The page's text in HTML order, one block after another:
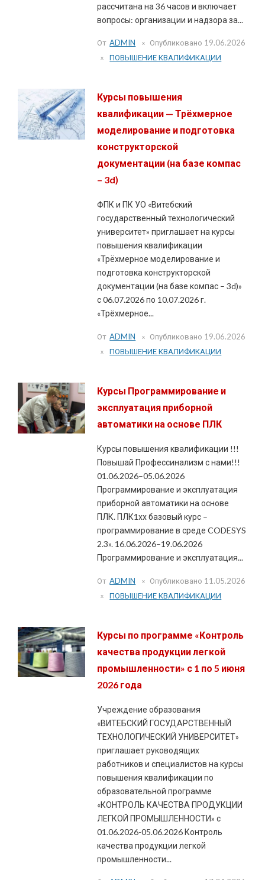
рассчитана на 36 часов и включает
вопросы: организации и надзора за...
От ADMIN Опубликовано 19.06.2026
ПОВЫШЕНИЕ КВАЛИФИКАЦИИ
Курсы повышения
квалификации — Трёхмерное
моделирование и подготовка
конструкторской
документации (на базе компас
– 3d)
ФПК и ПК УО «Витебский
государственный технологический
университет» приглашает на курсы
повышения квалификации
«Трёхмерное моделирование и
подготовка конструкторской
документации (на базе компас – 3d)»
с 06.07.2026 по 10.07.2026 г.
«Трёхмерное...
От ADMIN Опубликовано 19.06.2026
ПОВЫШЕНИЕ КВАЛИФИКАЦИИ
Курсы Программирование и
эксплуатация приборной
автоматики на основе ПЛК
Курсы повышения квалификации !!!
Повышай Профессинализм с нами!!!
01.06.2026–05.06.2026
Программирование и эксплуатация
приборной автоматики на основе
ПЛК. ПЛК1хх базовый курс –
программирование в среде CODESYS
2.3». 16.06.2026–19.06.2026
Программирование и эксплуатация...
От ADMIN Опубликовано 11.05.2026
ПОВЫШЕНИЕ КВАЛИФИКАЦИИ
Курсы по программе «Контроль
качества продукции легкой
промышленности» с 1 по 5 июня
2026 года
Учреждение образования
«ВИТЕБСКИЙ ГОСУДАРСТВЕННЫЙ
ТЕХНОЛОГИЧЕСКИЙ УНИВЕРСИТЕТ»
приглашает руководящих
работников и специалистов на курсы
повышения квалификации по
образовательной программе
«КОНТРОЛЬ КАЧЕСТВА ПРОДУКЦИИ
ЛЕГКОЙ ПРОМЫШЛЕННОСТИ» с
01.06.2026-05.06.2026 Контроль
качества продукции легкой
промышленности...